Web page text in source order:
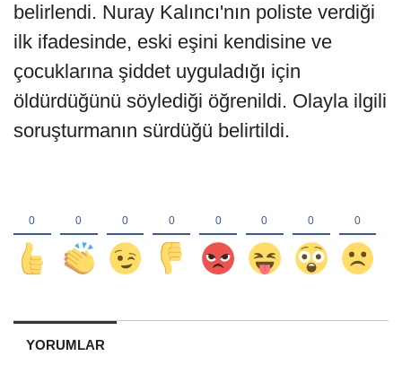
belirlendi. Nuray Kalıncı'nın poliste verdiği
ilk ifadesinde, eski eşini kendisine ve
çocuklarına şiddet uyguladığı için
öldürdüğünü söylediği öğrenildi. Olayla ilgili
soruşturmanın sürdüğü belirtildi.
YORUMLAR